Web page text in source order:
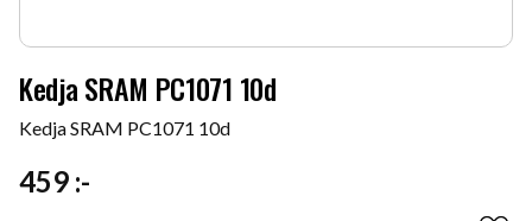
Kedja SRAM PC1071 10d
Kedja SRAM PC1071 10d
459 :-